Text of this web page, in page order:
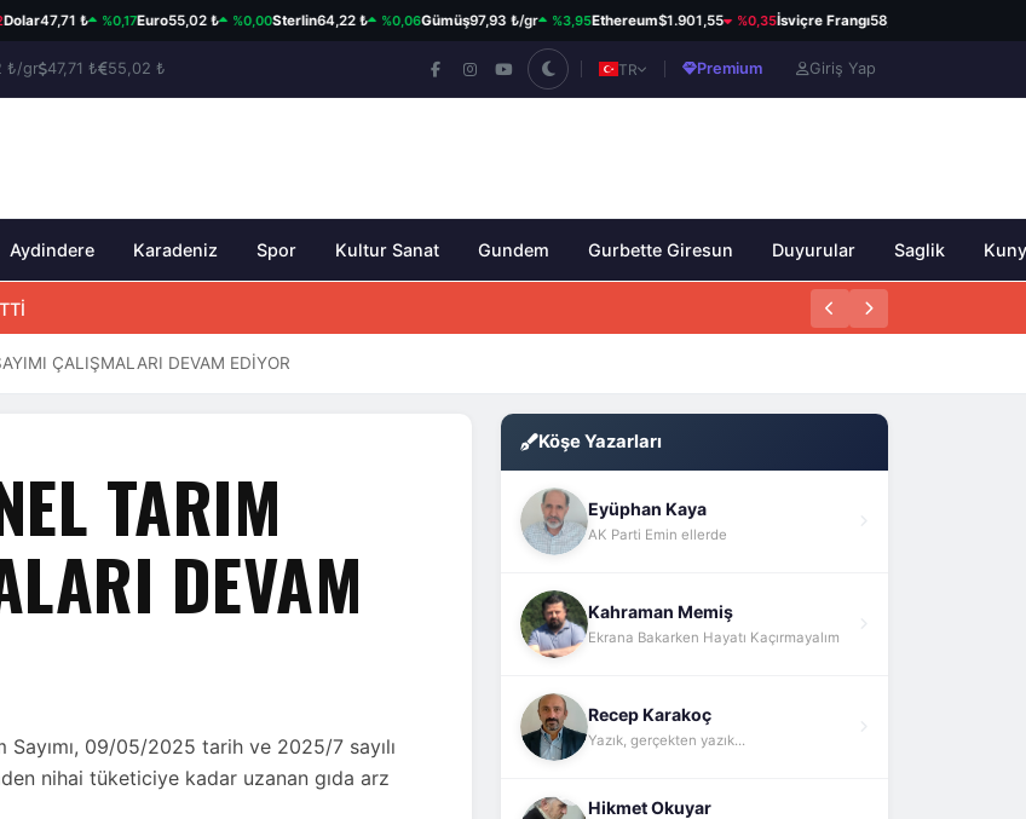
47,71 ₺ %0,17 Euro55,02 ₺ %0,00Sterlin64,22 ₺ %0,06Gümüş97,93 ₺/gr %3,95Ethereum$1.901,55 %0,35İsviçre Frangı58,80 ₺
₺/gr 47,71 ₺ 55,02 ₺ TR Premium Giriş Yap
Aydindere Karadeniz Spor Kultur Sanat Gundem Gurbette Giresun Duyurular Saglik
ÇALIŞMALARI DEVAM EDİYOR
TARIM
DEVAM
Sayımı, 09/05/2025 tarih ve 2025/7 sayılı
nihai tüketiciye kadar uzanan gıda arz
Köşe Yazarları
Eyüphan Kaya
AK Parti Emin ellerde
Kahraman Memiş
Ekrana Bakarken Hayatı Kaçırmayalım
Recep Karakoç
Yazık, gerçekten yazık...
Hikmet Okuyar